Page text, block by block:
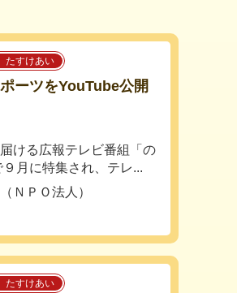
たすけあい
ーツをYouTube公開
ける広報テレビ番組「の
月に特集され、テレ...
ＮＰＯ法人）
たすけあい